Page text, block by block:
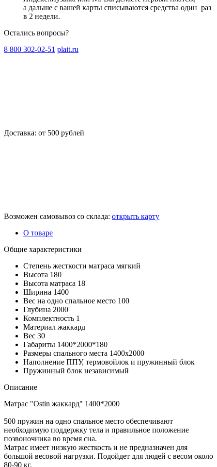
а дальше с вашей карты списываются средства один раз
в 2 недели.
Остались вопросы?
8 800 302-02-51 plait.ru
Доставка: от 500 рублей
Возможен самовывоз со склада: открыть карту
О товаре
Общие характеристики
Степень жесткости матраса мягкий
Высота 180
Высота матраса 18
Ширина 1400
Вес на одно спальное место 100
Глубина 2000
Комплектность 1
Материал жаккард
Вес 30
Габариты 1400*2000*180
Размеры спального места 1400х2000
Наполнение ППУ, термовойлок и пружинный блок
Пружинный блок независимый
Описание
Матрас "Ostin жаккард" 1400*2000
500 пружин на одно спальное место обеспечивают
необходимую поддержку тела и правильное положение
позвоночника во время сна.
Матрас имеет низкую жесткость и не предназначен для
большой весовой нагрузки. Подойдет для людей с весом около
80-90 кг.